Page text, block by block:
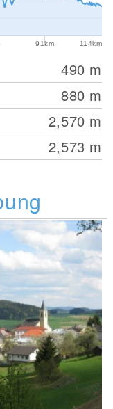
91km 114km
490 m
880 m
2,570 m
2,573 m